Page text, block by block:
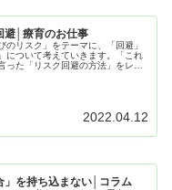
避│療育のお仕事
のリスク」をテーマに、「回避」
について考えていきます。「これ
った「リスク回避の方法」をレク
2022.04.12
」を持ち込まない│コラム